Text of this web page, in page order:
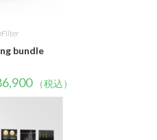
bundle
（税込）